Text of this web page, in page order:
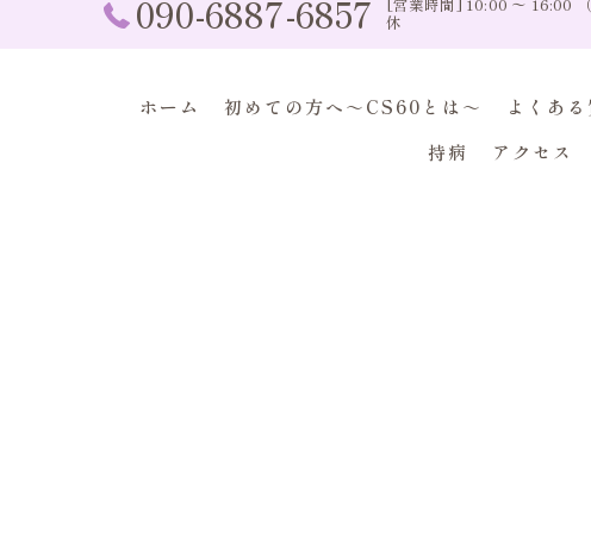
090-6887-6857 休
ホーム 初めての方へ～CS60とは～ よくある
持病
アクセス